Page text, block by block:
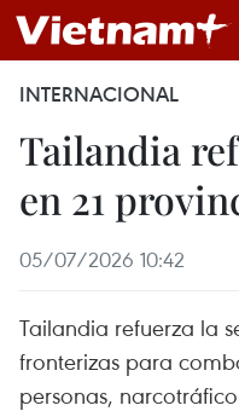
INTERNACIONAL
Tailandia
en 21
05/07/2026 10:42
Tailandia refuerza la
fronterizas para
personas,